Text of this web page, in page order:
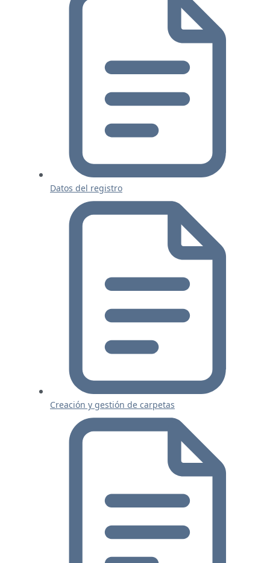
Datos del registro
Creación y gestión de carpetas